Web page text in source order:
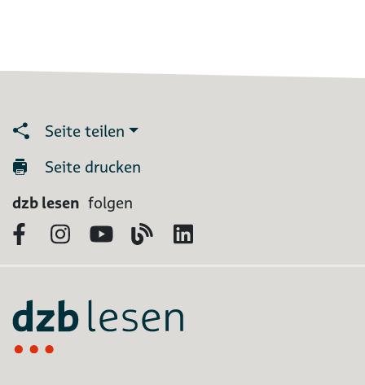
Seite teilen
Seite drucken
dzb lesen folgen
FacebookInstagram
YouTubeBlog